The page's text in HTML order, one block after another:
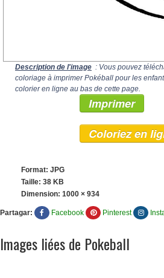
Description de l'image : Vous pouvez
coloriage à imprimer Pokéball pour les
colorier en ligne au bas de cette page.
Imprimer
Coloriez en
Format: JPG
Taille: 38 KB
Dimension: 1000 × 934
Partagar: Facebook Pinterest
Images liées de Pokeball